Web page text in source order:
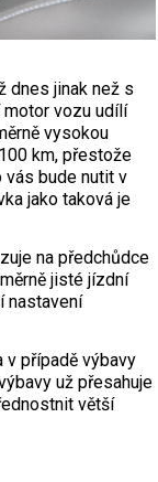
dnes jinak než s
vozu udílí
vysokou
km, přestože
vás bude nutit v
jako taková je
na předchůdce
jisté jízdní
nastavení
v případě výbavy
už přesahuje
větší